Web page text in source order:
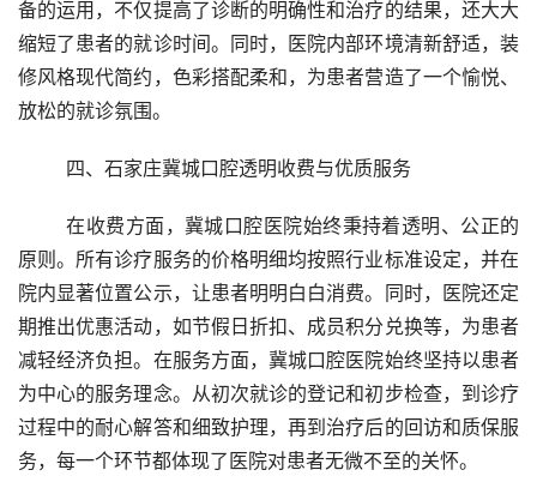
备的运用，不仅提高了诊断的明确性和治疗的结果，还大大
缩短了患者的就诊时间。同时，医院内部环境清新舒适，装
修风格现代简约，色彩搭配柔和，为患者营造了一个愉悦、
放松的就诊氛围。
	四、石家庄冀城口腔透明收费与优质服务
	在收费方面，冀城口腔医院始终秉持着透明、公正的
原则。所有诊疗服务的价格明细均按照行业标准设定，并在
院内显著位置公示，让患者明明白白消费。同时，医院还定
期推出优惠活动，如节假日折扣、成员积分兑换等，为患者
减轻经济负担。在服务方面，冀城口腔医院始终坚持以患者
为中心的服务理念。从初次就诊的登记和初步检查，到诊疗
过程中的耐心解答和细致护理，再到治疗后的回访和质保服
务，每一个环节都体现了医院对患者无微不至的关怀。